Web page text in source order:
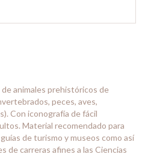
animales prehistóricos de
peces, aves,
Con iconografía de fácil
Material recomendado para
de turismo y museos como así
de carreras afines a las Ciencias